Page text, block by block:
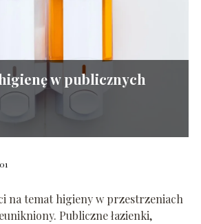
w publicznych
na temat higieny w przestrzeniach
Publiczne łazienki,